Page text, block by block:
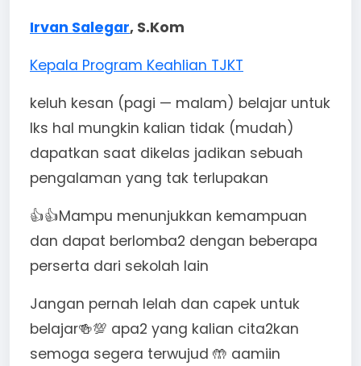
Irvan Salegar, S.Kom
Kepala Program Keahlian TJKT
keluh kesan (pagi — malam) belajar untuk
lks hal mungkin kalian tidak (mudah)
dapatkan saat dikelas jadikan sebuah
pengalaman yang tak terlupakan
👍👍Mampu menunjukkan kemampuan
dan dapat berlomba2 dengan beberapa
perserta dari sekolah lain
Jangan pernah lelah dan capek untuk
belajar🍻💯 apa2 yang kalian cita2kan
semoga segera terwujud 🤲 aamiin